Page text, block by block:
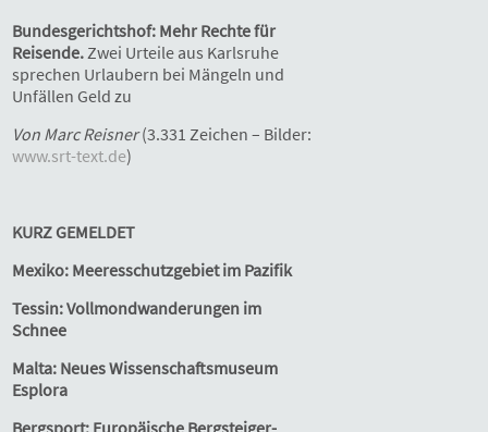
Bundesgerichtshof: Mehr Rechte für
Reisende. Zwei Urteile aus Karlsruhe
sprechen Urlaubern bei Mängeln und
Unfällen Geld zu
Von Marc Reisner(3.331 Zeichen – Bilder:
www.srt-text.de)
KURZ GEMELDET
Mexiko: Meeresschutzgebiet im Pazifik
Tessin: Vollmondwanderungen im
Schnee
Malta: Neues Wissenschaftsmuseum
Esplora
Bergsport: Europäische Bergsteiger-